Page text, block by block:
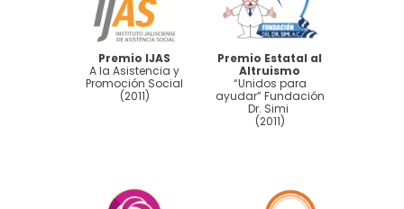
Premio IJAS
A la Asistencia y
Promoción Social
(2011)
Premio Estatal al
Altruismo
“Unidos para
ayudar” Fundación
Dr. Simi
(2011)